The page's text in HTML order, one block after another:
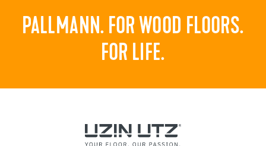
PALLMANN. FOR WOOD FLOORS.
FOR LIFE.